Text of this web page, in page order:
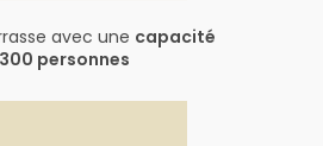
avec une capacité
personnes